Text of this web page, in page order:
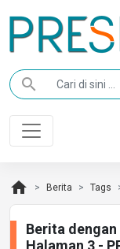
search
home Berita Tags
Berita
Halaman 3 -